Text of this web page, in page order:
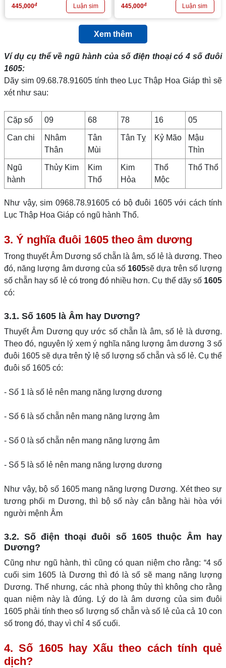
445,000đ 445,000đ
Xem thêm
Ví dụ cụ thể về ngũ hành của số điện thoại có 4 số đuôi
1605:
Dãy sim 09.68.78.91605 tính theo Lục Thập Hoa Giáp thì sẽ
xét như sau:
Cặp số 09 68 78 16 05
Can chi
Nhâm
Thân
Tân
Mùi
Tân Tỵ Kỷ Mão
Mậu
Thìn
Ngũ
hành
Thủy Kim
Kim
Thổ
Kim
Hỏa
Thổ
Mộc
Thổ Thổ
Như vậy, sim 0968.78.91605 có bộ đuôi 1605 với cách tính
Lục Thập Hoa Giáp có ngũ hành Thổ.
3. Ý nghĩa đuôi 1605 theo âm dương
Trong thuyết Âm Dương số chẵn là âm, số lẻ là dương. Theo
đó, năng lượng âm dương của số 1605sẽ dựa trên số lượng
số chẵn hay số lẻ có trong đó nhiều hơn. Cụ thể dãy số 1605
có:
3.1. Số 1605 là Âm hay Dương?
Thuyết Âm Dương quy ước số chẵn là âm, số lẻ là dương.
Theo đó, nguyên lý xem ý nghĩa năng lượng âm dương 3 số
đuôi 1605 sẽ dựa trên tỷ lệ số lượng số chẵn và số lẻ. Cụ thể
đuôi số 1605 có:
- Số 1 là số lẻ nên mang năng lượng dương
- Số 6 là số chẵn nên mang năng lượng âm
- Số 0 là số chẵn nên mang năng lượng âm
- Số 5 là số lẻ nên mang năng lượng dương
Như vậy, bộ số 1605 mang năng lượng Dương. Xét theo sự
tương phối m Dương, thì bộ số này cân bằng hài hòa với
người mệnh Âm
3.2. Số điện thoại đuôi số 1605 thuộc Âm hay
Dương?
Cũng như ngũ hành, thì cũng có quan niệm cho rằng: “4 số
cuối sim 1605 là Dương thì đó là số sẽ mang năng lượng
Dương. Thế nhưng, các nhà phong thủy thì không cho rằng
quan niệm này là đúng. Lý do là âm dương của sim đuôi
1605 phải tính theo số lượng số chẵn và số lẻ của cả 10 con
số trong đó, thay vì chỉ 4 số cuối.
4. Số 1605 hay Xấu theo cách tính quẻ
dịch?